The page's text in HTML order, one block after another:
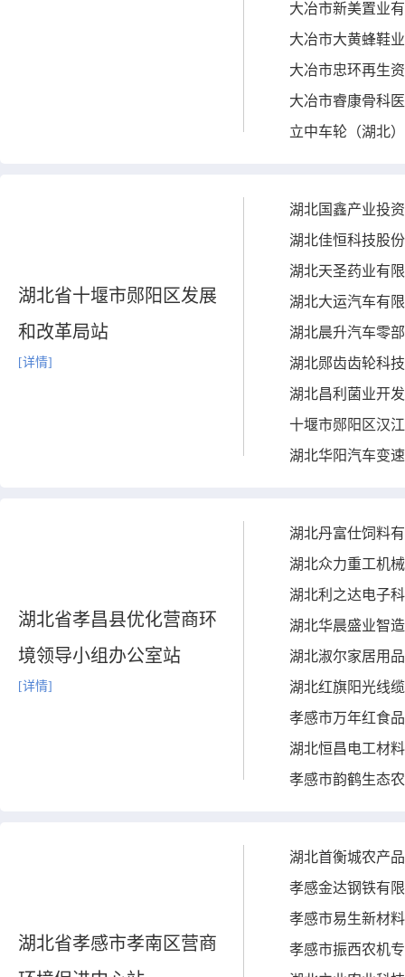
大冶市新美置业
大冶市大黄蜂鞋
大冶市忠环再生
大冶市睿康骨科
立中车轮（湖北
湖北省十堰市郧阳区发展
和改革局站
[详情]
湖北国鑫产业投
湖北佳恒科技股份
湖北天圣药业有
湖北大运汽车有
湖北晨升汽车零
湖北郧齿齿轮科
湖北昌利菌业开
十堰市郧阳区汉
湖北华阳汽车变
湖北省孝昌县优化营商环
境领导小组办公室站
[详情]
湖北丹富仕饲料
湖北众力重工机
湖北利之达电子
湖北华晨盛业智
湖北淑尔家居用
湖北红旗阳光线
孝感市万年红食
湖北恒昌电工材
孝感市韵鹤生态
湖北省孝感市孝南区营商
湖北首衡城农产
孝感金达钢铁有
孝感市易生新材
孝感市振西农机